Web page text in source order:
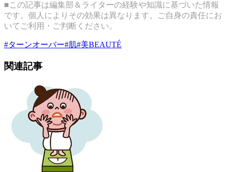
■この記事は編集部＆ライターの経験や知識に基づいた情報
です。個人によりその効果は異なります。ご自身の責任にお
いてご利用・ご判断ください。
#ターンオーバー#肌#美BEAUTÉ
関連記事